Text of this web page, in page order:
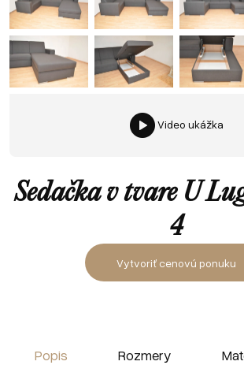
Video ukážka
Sedačka v tvare U
4
Vytvoriť cenovú ponuku
Popis Rozmery